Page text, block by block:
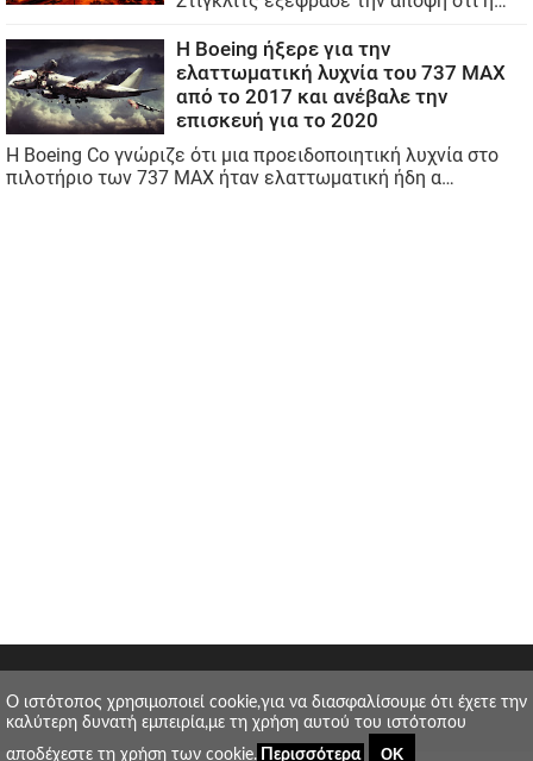
O ιστότοπος χρησιμοποιεί cookie,για να διασφαλίσουμε ότι έχετε την
καλύτερη δυνατή εμπειρία,με τη χρήση αυτού του ιστότοπου
αποδέχεστε τη χρήση των cookie.
Περισσότερα ΟΚ